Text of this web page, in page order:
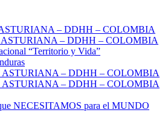
– DDHH – COLOMBIA
– DDHH – COLOMBIA
“Territorio y Vida”
– DDHH – COLOMBIA
– DDHH – COLOMBIA
NECESITAMOS para el MUNDO